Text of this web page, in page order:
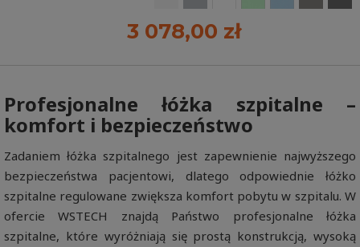
3 078,00 zł
Profesjonalne łóżka szpitalne –
komfort i bezpieczeństwo
Zadaniem łóżka szpitalnego jest zapewnienie najwyższego
bezpieczeństwa pacjentowi, dlatego odpowiednie łóżko
szpitalne regulowane zwiększa komfort pobytu w szpitalu. W
ofercie WSTECH znajdą Państwo profesjonalne łóżka
szpitalne, które wyróżniają się prostą konstrukcją, wysoką